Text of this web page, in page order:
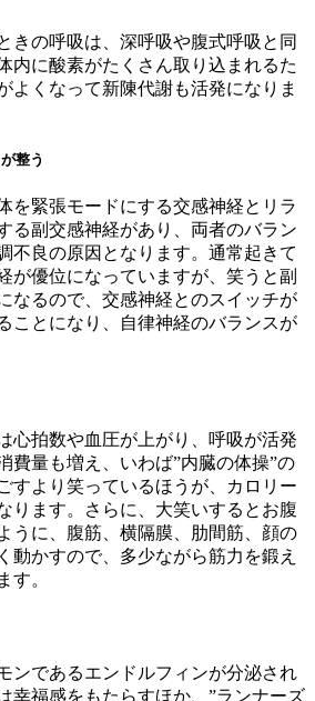
きの呼吸は、深呼吸や腹式呼吸と同
内に酸素がたくさん取り込まれるた
よくなって新陳代謝も活発になりま
整う
を緊張モードにする交感神経とリラ
る副交感神経があり、両者のバラン
不良の原因となります。通常起きて
が優位になっていますが、笑うと副
なるので、交感神経とのスイッチが
ことになり、自律神経のバランスが
心拍数や血圧が上がり、呼吸が活発
費量も増え、いわば”内臓の体操”の
すより笑っているほうが、カロリー
ります。さらに、大笑いするとお腹
うに、腹筋、横隔膜、肋間筋、顔の
動かすので、多少ながら筋力を鍛え
す。
ンであるエンドルフィンが分泌され
幸福感をもたらすほか、”ランナーズ